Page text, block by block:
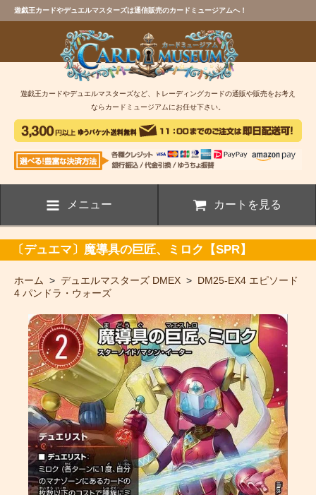
遊戯王カードやデュエルマスターズは通信販売のカードミュージアムへ！
遊戯王カードやデュエルマスターズなど、トレーディングカードの通販や販売をお考え
ならカードミュージアムにお任せ下さい。
メニュー カートを見る
〔デュエマ〕魔導具の巨匠、ミロク【SPR】
ホーム > デュエルマスターズ DMEX > DM25-EX4 エピソード
4 パンドラ・ウォーズ